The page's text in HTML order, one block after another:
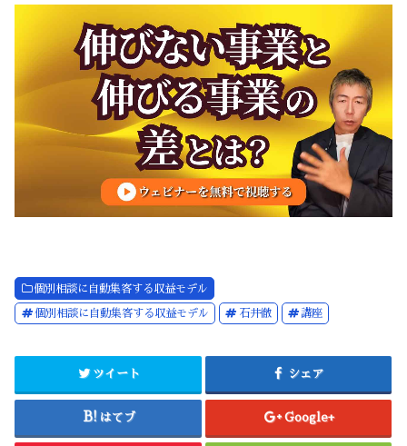
個別相談に自動集客する収益モデル
個別相談に自動集客する収益モデル 石井徹 講座
ツイート シェア
はてブ Google+